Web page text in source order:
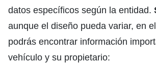
datos específicos según la entidad.
aunque el diseño pueda variar, en
podrás encontrar información
vehículo y su propietario: